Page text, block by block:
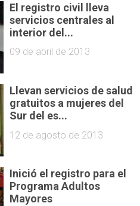
El registro civil lleva
servicios centrales al
interior del...
09 de abril de 2013
Llevan servicios de salud
gratuitos a mujeres del
Sur del es...
12 de agosto de 2013
Inició el registro para el
Programa Adultos
Mayores